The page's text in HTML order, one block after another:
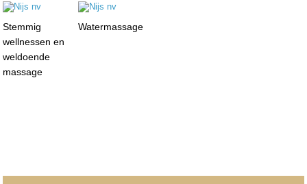
Stemmig
wellnessen en
weldoende
massage
Watermassage